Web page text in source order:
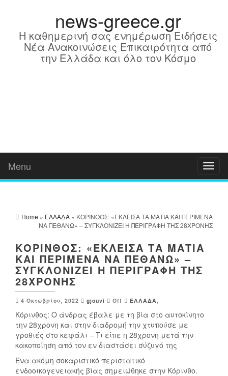
news-greece.gr
Η καθημερινή σας ενημέρωση Ειδήσεις
Νέα Ανακοινώσεις Επικαιρότητα από
την Ελλάδα και όλο τον Κόσμο
Menu
Home » ΕΛΛΑΔΑ » ΚΟΡΙΝΘΟΣ: «ΕΚΛΕΙΣΑ ΤΑ ΜΑΤΙΑ ΚΑΙ ΠΕΡΙΜΕΝΑ
ΝΑ ΠΕΘΑΝΩ» – ΣΥΓΚΛΟΝΙΖΕΙ Η ΠΕΡΙΓΡΑΦΗ ΤΗΣ 28ΧΡΟΝΗΣ
ΚΟΡΙΝΘΟΣ: «ΕΚΛΕΙΣΑ ΤΑ ΜΑΤΙΑ
ΚΑΙ ΠΕΡΙΜΕΝΑ ΝΑ ΠΕΘΑΝΩ» –
ΣΥΓΚΛΟΝΙΖΕΙ Η ΠΕΡΙΓΡΑΦΗ ΤΗΣ
28ΧΡΟΝΗΣ
4 Οκτωβρίου, 2022 gjouvi Off ΕΛΛΑΔΑ,
Κόρινθος: Ο άνδρας έβαλε με τη βία στο αυτοκίνητο
την 28χρονη και στην διαδρομή την χτυπούσε με
γροθιές στο κεφάλι – Τι είπε η 28χρονη μετά την
κακοποίηση από τον εν διαστάσει σύζυγό της
Ένα ακόμη σοκαριστικό περιστατικό
ενδοοικογενειακής βίας σημειώθηκε στην Κόρινθο.